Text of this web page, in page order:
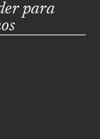
para